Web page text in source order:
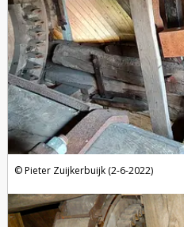
Pieter Zuijkerbuijk (2-6-2022)